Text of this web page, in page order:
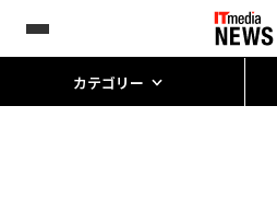
カテゴリー